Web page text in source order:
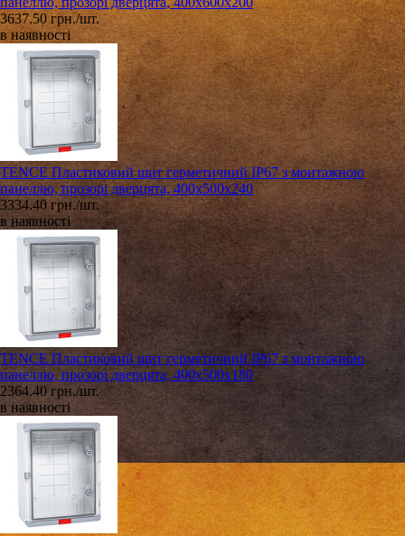
3637.50 грн./шт.
в наявності
TENCE Пластиковий щит герметичний IP67 з монтажною
панеллю, прозорі дверцята, 400х500х240
3334.40 грн./шт.
в наявності
TENCE Пластиковий щит герметичний IP67 з монтажною
панеллю, прозорі дверцята, 400х500х180
2364.40 грн./шт.
в наявності